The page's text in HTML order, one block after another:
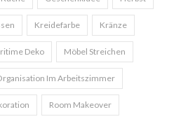
Kreidefarbe Kränze
Deko Möbel Streichen
Im Arbeitszimmer
Room Makeover